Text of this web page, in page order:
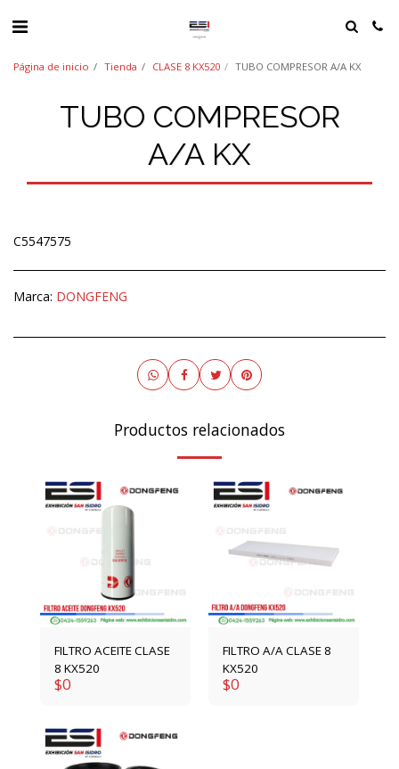
Página de inicio Tienda CLASE 8 KX520 TUBO COMPRESOR A/A KX
TUBO COMPRESOR
A/A KX
C5547575
Marca: DONGFENG
Productos relacionados
FILTRO ACEITE CLASE
8 KX520
$0
FILTRO A/A CLASE 8
KX520
$0